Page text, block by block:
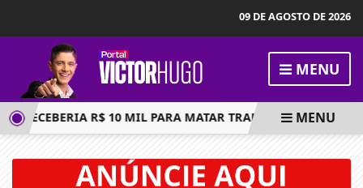
09 DE AGOSTO DE 2026
MENU
R$ 10 MIL PARA MATAR TRABALHADOR;MENU